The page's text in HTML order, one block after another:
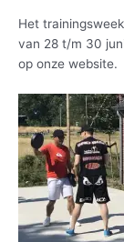
Het
van 28 t/m 30
op onze website.